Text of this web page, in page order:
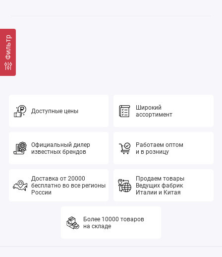
Фильтр
Доступные цены
Широкий
ассортимент
Официальный дилер
известных брендов
Работаем оптом
и в розницу
Доставка от 20000
бесплатно во все регионы
России
Продаем товары
Ведущих фабрик
Италии и Китая
Более 10000 товаров
на складе